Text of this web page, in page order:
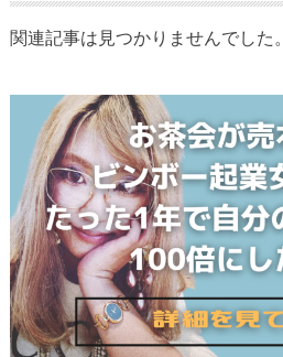
関連記事は見つかりませんでした。